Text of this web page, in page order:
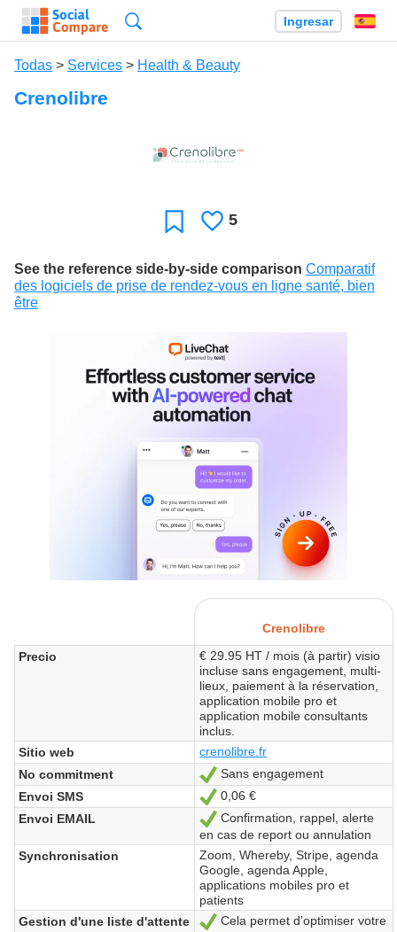
Ingresar
Todas > Services > Health & Beauty
Crenolibre
Favoritos
Le
5
See the reference side-by-side comparison Comparatif
des logiciels de prise de rendez-vous en ligne santé, bien
être
Crenolibre
Precio
€ 29.95 HT / mois (à partir) visio
incluse sans engagement, multi-
lieux, paiement à la réservation,
application mobile pro et
application mobile consultants
inclus.
Sitio web
crenolibre.fr
No commitment
Sí
Sans engagement
Envoi SMS
Sí
0,06 €
Envoi EMAIL
Sí
Confirmation, rappel, alerte
en cas de report ou annulation
Synchronisation
Zoom, Whereby, Stripe, agenda
Google, agenda Apple,
applications mobiles pro et
patients
Gestion d'une liste d'attente
Sí
Cela permet d’optimiser votre